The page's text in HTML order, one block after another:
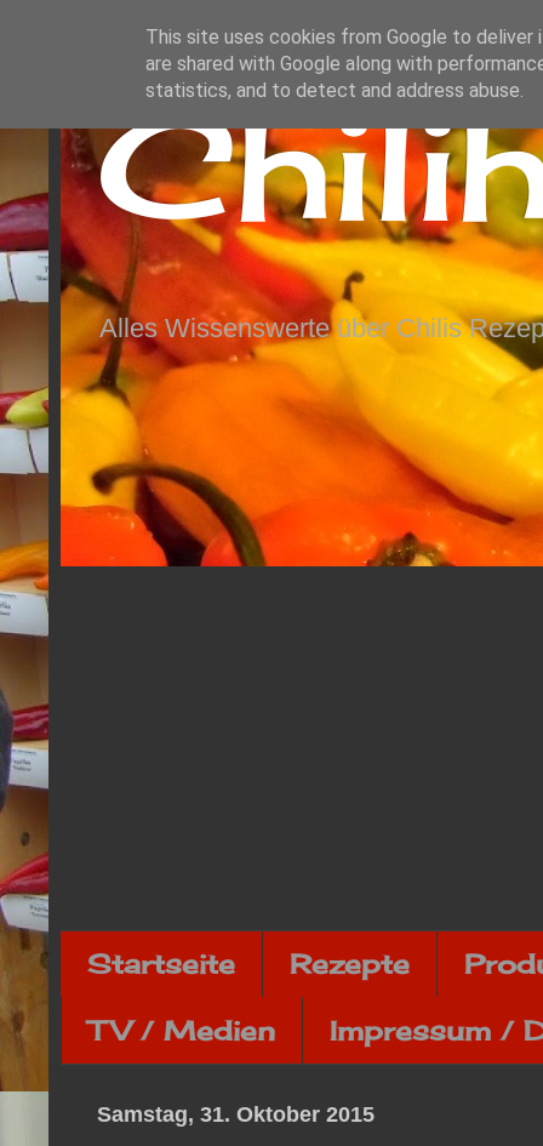
Alles Wissenswerte über Chilis
Startseite Rezepte
TV / Medien Impressum /
Samstag, 31. Oktober 2015
This site uses cookies from Google to deliver
are shared with Google along with
statistics, and to detect and address abuse.